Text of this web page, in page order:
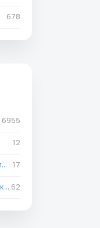
678
→
6955
12
Работа Специалистом по nft и криптовалюте в Украине 17
Работа Спеціалістом з криптоаналізу в Украине 62